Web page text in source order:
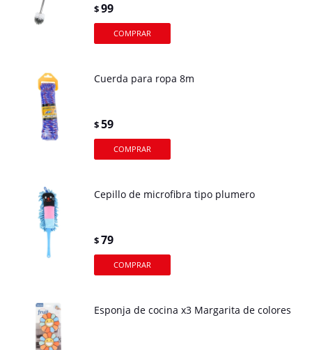
$99
Cuerda para ropa 8m
$59
Cepillo de microfibra tipo plumero
$79
Esponja de cocina x3 Margarita de colores